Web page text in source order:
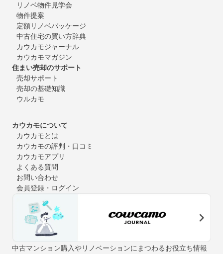
リノベ物件見学会
物件提案
定額リノベパッケージ
中古住宅の買い方辞典
カウカモジャーナル
カウカモマガジン
住まい売却のサポート
売却サポート
売却の基礎知識
ウルカモ
カウカモについて
カウカモとは
カウカモの評判・口コミ
カウカモアプリ
よくある質問
お問い合わせ
会員登録・ログイン
中古マンション購入やリノベーションにまつわるお役立ち情報